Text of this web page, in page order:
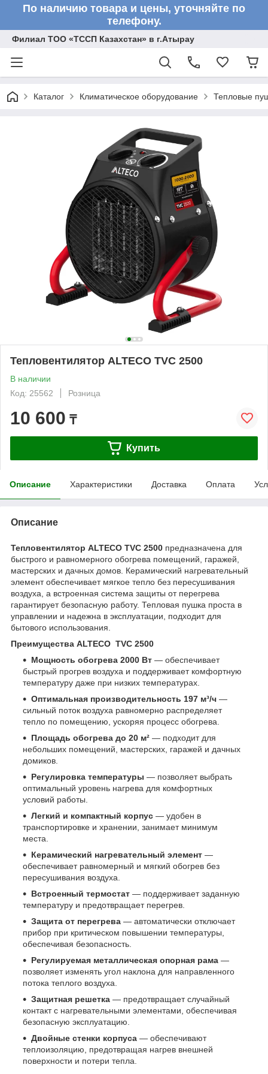
По наличию товара и цены, уточняйте по
телефону.
Филиал ТОО «ТССП Казахстан» в г.Атырау
Каталог Климатическое оборудование Тепловые
Тепловентилятор ALTECO TVС 2500
В наличии
Код: 25562
Розница
10 600 ₸
Купить
Описание Характеристики Доставка Оплата
Описание
Тепловентилятор ALTECO TVC 2500 предназначена для
быстрого и равномерного обогрева помещений, гаражей,
мастерских и дачных домов. Керамический нагревательный
элемент обеспечивает мягкое тепло без пересушивания
воздуха, а встроенная система защиты от перегрева
гарантирует безопасную работу. Тепловая пушка проста в
управлении и надежна в эксплуатации, подходит для
бытового использования.
Преимущества ALTECO TVC 2500
Мощность обогрева 2000 Вт — обеспечивает
быстрый прогрев воздуха и поддерживает комфортную
температуру даже при низких температурах.
Оптимальная производительность 197 м³/ч —
сильный поток воздуха равномерно распределяет
тепло по помещению, ускоряя процесс обогрева.
Площадь обогрева до 20 м² — подходит для
небольших помещений, мастерских, гаражей и дачных
домиков.
Регулировка температуры — позволяет выбрать
оптимальный уровень нагрева для комфортных
условий работы.
Легкий и компактный корпус — удобен в
транспортировке и хранении, занимает минимум
места.
Керамический нагревательный элемент —
обеспечивает равномерный и мягкий обогрев без
пересушивания воздуха.
Встроенный термостат — поддерживает заданную
температуру и предотвращает перегрев.
Защита от перегрева — автоматически отключает
прибор при критическом повышении температуры,
обеспечивая безопасность.
Регулируемая металлическая опорная рама —
позволяет изменять угол наклона для направленного
потока теплого воздуха.
Защитная решетка — предотвращает случайный
контакт с нагревательными элементами, обеспечивая
безопасную эксплуатацию.
Двойные стенки корпуса — обеспечивают
теплоизоляцию, предотвращая нагрев внешней
поверхности и потери тепла.